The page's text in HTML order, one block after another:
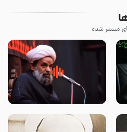
منتشر شده
روضه جانسوز پاره های جگر امام
حسن مجتبی علیه السلام-حجت